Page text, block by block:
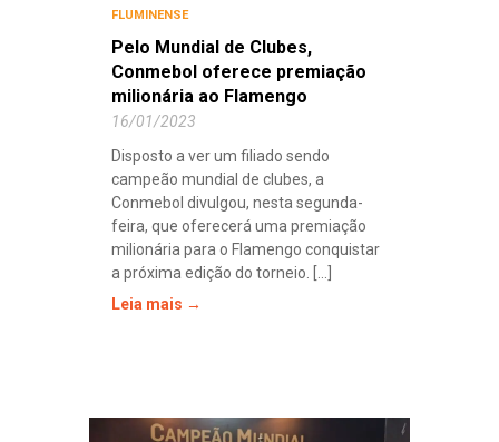
FLUMINENSE
Pelo Mundial de Clubes,
Conmebol oferece premiação
milionária ao Flamengo
16/01/2023
Disposto a ver um filiado sendo
campeão mundial de clubes, a
Conmebol divulgou, nesta segunda-
feira, que oferecerá uma premiação
milionária para o Flamengo conquistar
a próxima edição do torneio. [...]
Leia mais →